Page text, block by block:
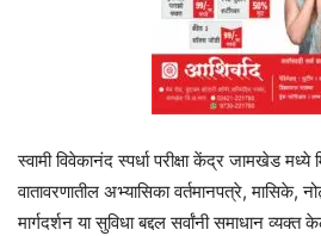
स्वामी विवेकानंद स्पर्धा परीक्षा केंद्र जामखेड
वातावरणातील अभ्यासिका वर्तमानपत्रे, मासिके,
मार्गदर्शन या सुविधा बद्दल सर्वांनी समाधान व्यक्त